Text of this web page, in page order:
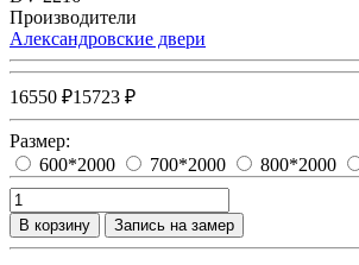
Производители
Александровские двери
16550 ₽15723 ₽
Размер:
600*2000
700*2000 800*2000
В корзину Запись на замер